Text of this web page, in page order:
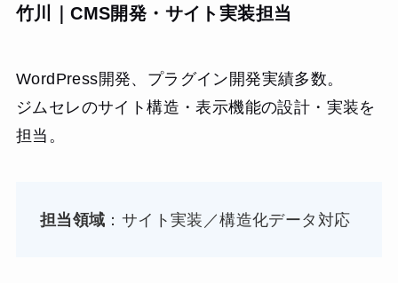
竹川｜CMS開発・サイト実装担当
WordPress開発、プラグイン開発実績多数。
ジムセレのサイト構造・表示機能の設計・実装を
担当。
担当領域 ：サイト実装／構造化データ対応